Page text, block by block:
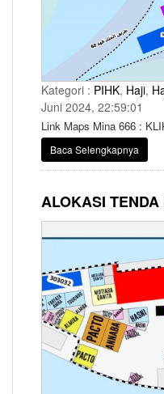
Kategori : PIHK, Haji,
Juni 2024, 22:59:01
Link Maps Mina 666 :
Baca Selengkapnya